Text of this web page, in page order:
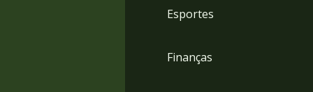
Esportes
Finanças